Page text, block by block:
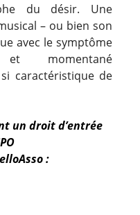
du désir. Une
– ou bien son
avec le symptôme
et momentané
caractéristique de
un droit d’entrée
: